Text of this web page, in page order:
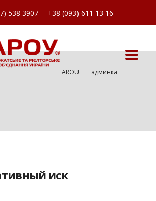
538 3907 +38 (093) 611 13 16
AROU Админка
иск